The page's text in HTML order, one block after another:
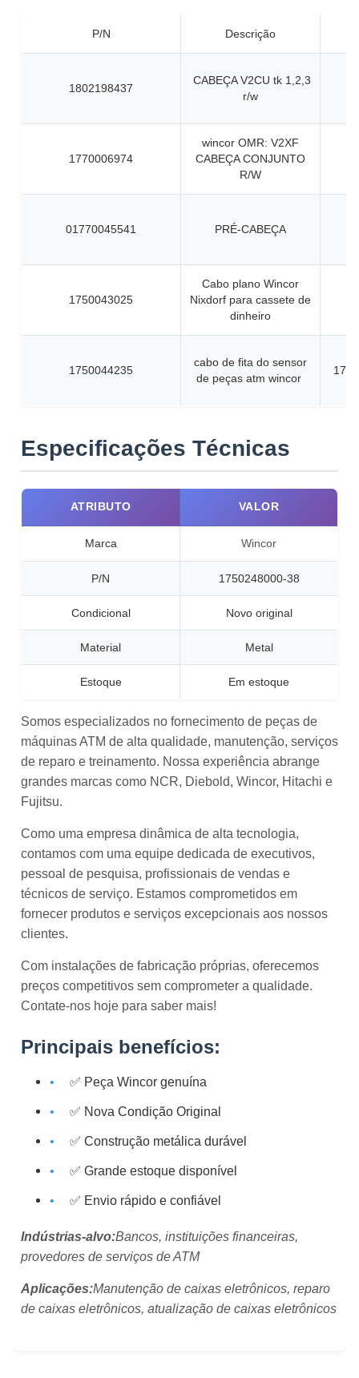
P/N Descrição
1802198437
CABEÇA V2CU tk 1,2,3
r/w
1770006974
wincor OMR: V2XF
CABEÇA CONJUNTO
R/W
01770045541 PRÉ-CABEÇA
1750043025
Cabo plano Wincor
Nixdorf para cassete de
dinheiro
1750044235
cabo de fita do sensor
de peças atm wincor
Especificações Técnicas
ATRIBUTO VALOR
Marca Wincor
P/N 1750248000-38
Condicional Novo original
Material Metal
Estoque Em estoque
Somos especializados no fornecimento de peças de
máquinas ATM de alta qualidade, manutenção, serviços
de reparo e treinamento. Nossa experiência abrange
grandes marcas como NCR, Diebold, Wincor, Hitachi e
Fujitsu.
Como uma empresa dinâmica de alta tecnologia,
contamos com uma equipe dedicada de executivos,
pessoal de pesquisa, profissionais de vendas e
técnicos de serviço. Estamos comprometidos em
fornecer produtos e serviços excepcionais aos nossos
clientes.
Com instalações de fabricação próprias, oferecemos
preços competitivos sem comprometer a qualidade.
Contate-nos hoje para saber mais!
Principais benefícios:
✅ Peça Wincor genuína
✅ Nova Condição Original
✅ Construção metálica durável
✅ Grande estoque disponível
✅ Envio rápido e confiável
Indústrias-alvo:Bancos, instituições financeiras,
provedores de serviços de ATM
Aplicações:Manutenção de caixas eletrônicos, reparo
de caixas eletrônicos, atualização de caixas eletrônicos